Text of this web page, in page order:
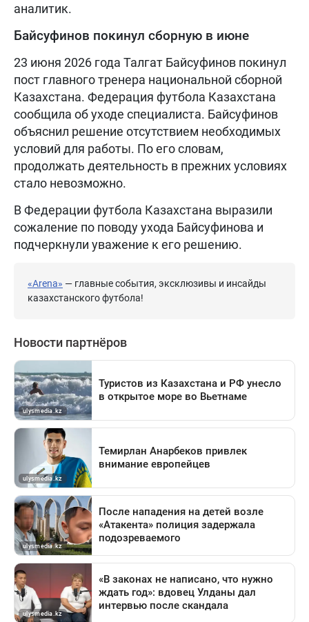
аналитик.
Байсуфинов покинул сборную в июне
23 июня 2026 года Талгат Байсуфинов покинул
пост главного тренера национальной сборной
Казахстана. Федерация футбола Казахстана
сообщила об уходе специалиста. Байсуфинов
объяснил решение отсутствием необходимых
условий для работы. По его словам,
продолжать деятельность в прежних условиях
стало невозможно.
В Федерации футбола Казахстана выразили
сожаление по поводу ухода Байсуфинова и
подчеркнули уважение к его решению.
«Arena» — главные события, эксклюзивы и инсайды
казахстанского футбола!